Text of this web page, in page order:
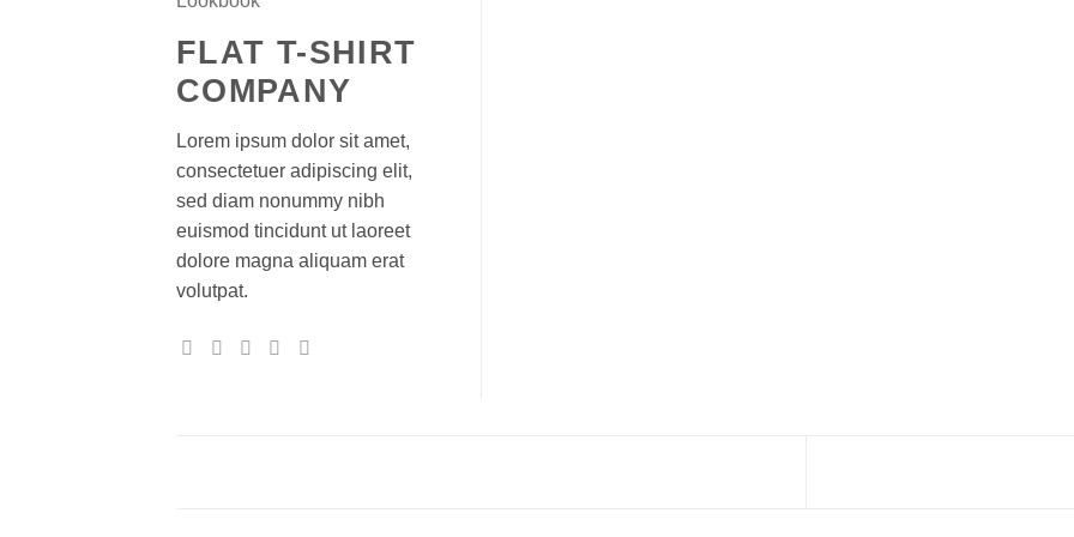
FLAT T-SHIRT
COMPANY
Lorem ipsum dolor sit amet,
consectetuer adipiscing elit,
sed diam nonummy nibh
euismod tincidunt ut laoreet
dolore magna aliquam erat
volutpat.